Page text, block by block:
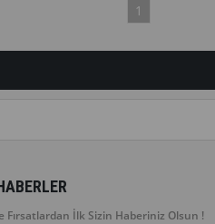
1
İlk Sizin Haberiniz Olsun !